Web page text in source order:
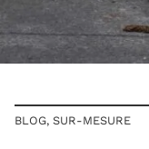
BLOG, SUR-MESURE